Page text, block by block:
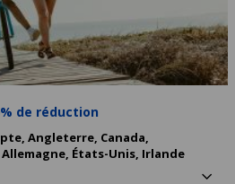
de réduction
Angleterre, Canada,
Allemagne, États-Unis, Irlande